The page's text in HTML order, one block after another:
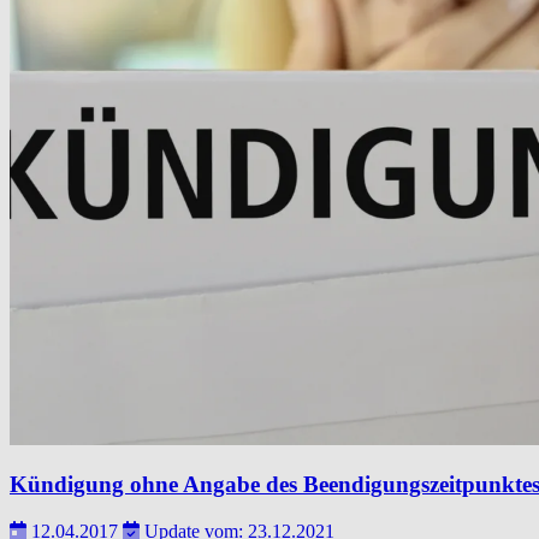
Kündigung ohne Angabe des Beendigungszeitpunktes
12.04.2017 Update vom: 23.12.2021